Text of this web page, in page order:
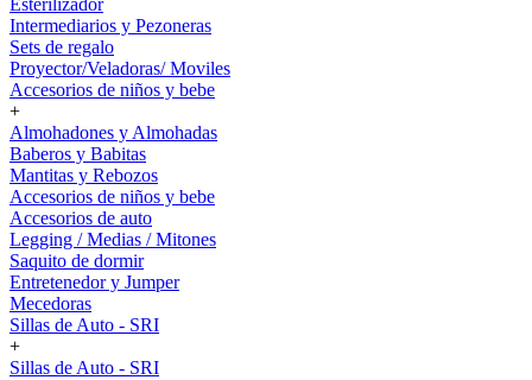
Esterilizador
Intermediarios y Pezoneras
Sets de regalo
Proyector/Veladoras/ Moviles
Accesorios de niños y bebe
+
Almohadones y Almohadas
Baberos y Babitas
Mantitas y Rebozos
Accesorios de niños y bebe
Accesorios de auto
Legging / Medias / Mitones
Saquito de dormir
Entretenedor y Jumper
Mecedoras
Sillas de Auto - SRI
+
Sillas de Auto - SRI